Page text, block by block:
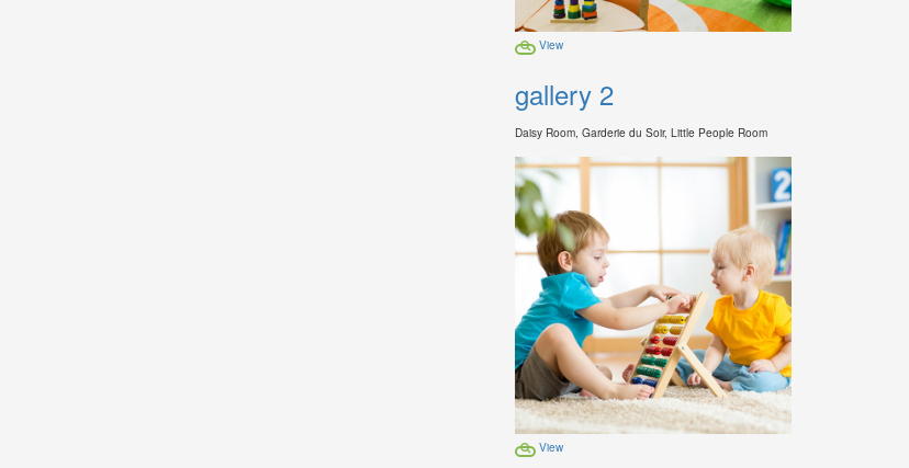
View
gallery 2
Daisy Room, Garderie du Soir, Little People Room
View